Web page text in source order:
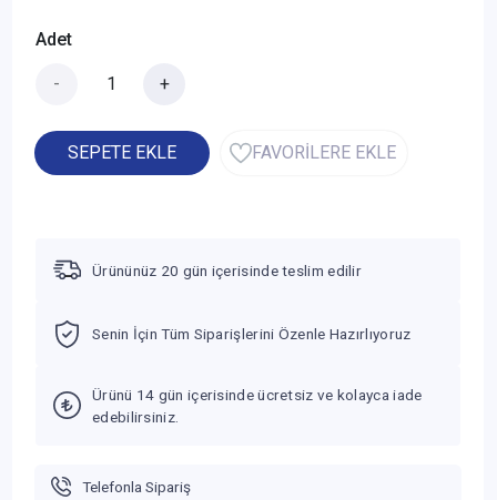
Adet
- +
SEPETE EKLE FAVORİLERE EKLE
Ürününüz 20 gün içerisinde teslim edilir
Senin İçin Tüm Siparişlerini Özenle Hazırlıyoruz
Ürünü 14 gün içerisinde ücretsiz ve kolayca iade
edebilirsiniz.
Telefonla Sipariş